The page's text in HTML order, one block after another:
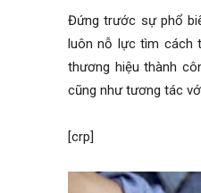
Đứng trước sự phổ
luôn nỗ lực tìm cách
thương hiệu thành
cũng như tương tác
[crp]